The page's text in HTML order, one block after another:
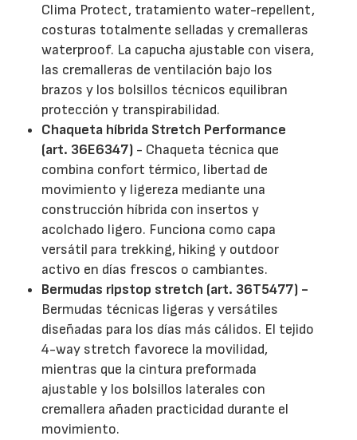
Clima Protect, tratamiento water-repellent,
costuras totalmente selladas y cremalleras
waterproof. La capucha ajustable con visera,
las cremalleras de ventilación bajo los
brazos y los bolsillos técnicos equilibran
protección y transpirabilidad.
Chaqueta híbrida Stretch Performance
(art. 36E6347) - Chaqueta técnica que
combina confort térmico, libertad de
movimiento y ligereza mediante una
construcción híbrida con insertos y
acolchado ligero. Funciona como capa
versátil para trekking, hiking y outdoor
activo en días frescos o cambiantes.
Bermudas ripstop stretch (art. 36T5477) -
Bermudas técnicas ligeras y versátiles
diseñadas para los días más cálidos. El tejido
4-way stretch favorece la movilidad,
mientras que la cintura preformada
ajustable y los bolsillos laterales con
cremallera añaden practicidad durante el
movimiento.